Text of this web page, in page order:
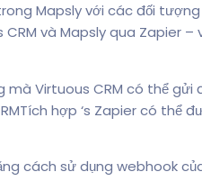
Mapsly với các đối
và Mapsly qua Zapier –
Virtuous CRM có thể gửi
hợp ‘s Zapier có thể
cách sử dụng webhook